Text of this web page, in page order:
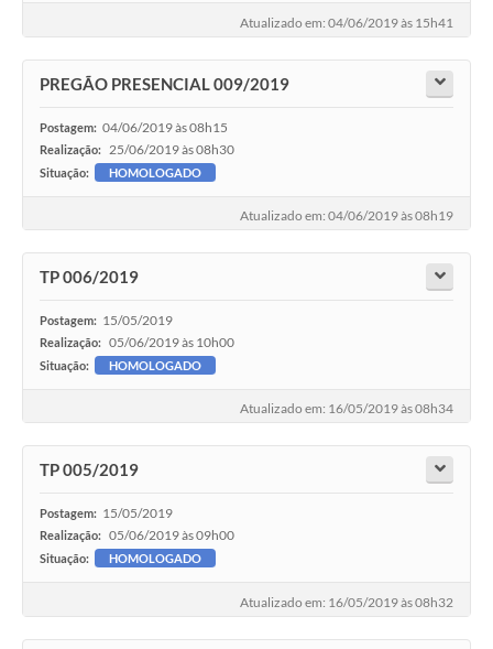
Atualizado em: 04/06/2019 às 15h41
PREGÃO PRESENCIAL 009/2019
Postagem: 04/06/2019 às 08h15
Realização: 25/06/2019 às 08h30
Situação: HOMOLOGADO
Atualizado em: 04/06/2019 às 08h19
TP 006/2019
Postagem: 15/05/2019
Realização: 05/06/2019 às 10h00
Situação: HOMOLOGADO
Atualizado em: 16/05/2019 às 08h34
TP 005/2019
Postagem: 15/05/2019
Realização: 05/06/2019 às 09h00
Situação: HOMOLOGADO
Atualizado em: 16/05/2019 às 08h32